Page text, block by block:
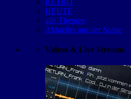
HEUTE
alle Themen
Aktuelles aus der Szene
Videos & Live Streams